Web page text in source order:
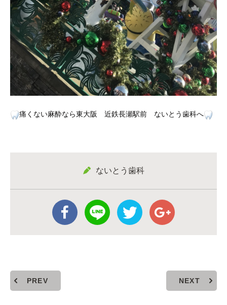
痛くない麻酔なら東大阪 近鉄長瀬駅前 ないとう歯科へ
ないとう歯科
PREV NEXT